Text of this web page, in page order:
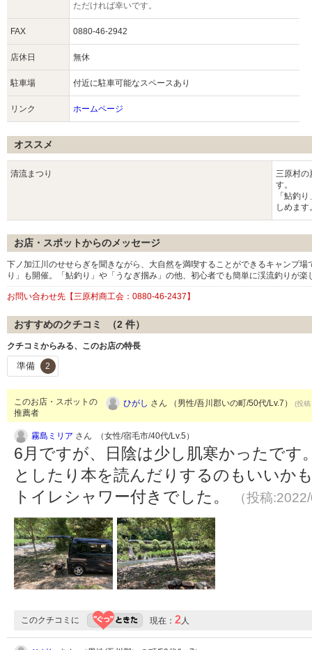
ただければ幸いです。
FAX 0880-46-2942
店休日 無休
駐車場 付近に駐車可能なスペースあり
リンク ホームページ
オススメ
清流まつり
三原村の
す。
「鮎釣
しめます
お店・スポットからのメッセージ
下ノ加江川のせせらぎを聞きながら、大自然を満喫することができるキャンプ
り」も開催。「鮎釣り」や「うなぎ掴み」の他、初心者でも簡単に渓流釣りが
お問い合わせ先【三原村商工会：0880-46-2437】
おすすめのクチコミ （2 件）
クチコミからみる、このお店の特長
準備 2
このお店・スポットの
推薦者
ひがし さん （男性/吾川郡いの町/50代/Lv.7） (投
霧島ミリア さん （女性/宿毛市/40代/Lv.5）
6月ですが、日陰は少し肌寒かったです
としたり本を読んだりするのもいいか
トイレシャワー付きでした。
（投稿
このクチコミに 現在： 2 人